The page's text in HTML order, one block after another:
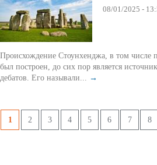
08/01/2025 -
Происхождение Стоунхенджа, в том числе
был построен, до сих пор является
дебатов. Его называли... →
Pages
1 2 3 4 5 6 7 8